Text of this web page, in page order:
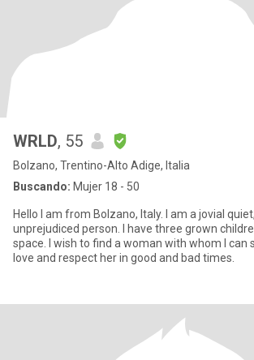
WRLD, 55
Bolzano, Trentino-Alto Adige, Italia
Buscando: Mujer 18 - 50
Hello I am from Bolzano, Italy. I am a jovial
unprejudiced person. I have three grown
space. I wish to find a woman with whom I can
love and respect her in good and bad times.